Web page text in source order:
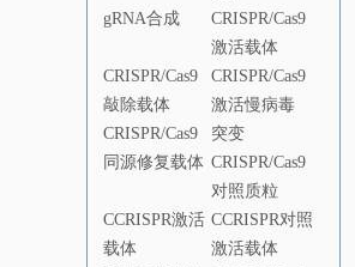
gRNA合成
CRISPR/Cas9
激活载体
CRISPR/Cas9
敲除载体
CRISPR/Cas9
激活慢病毒
CRISPR/Cas9
同源修复载体
突变
CRISPR/Cas9
对照质粒
CCRISPR激活
载体
CCRISPR对照
激活载体